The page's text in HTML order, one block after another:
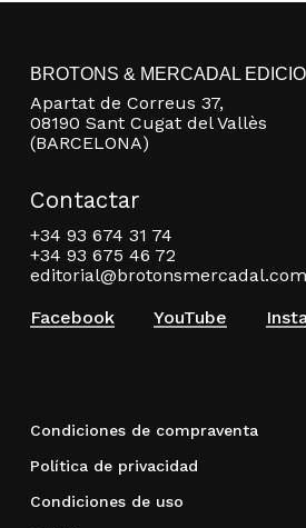
BROTONS & MERCADAL
Apartat de Correus 37,
08190 Sant Cugat del Vallès
(BARCELONA)
Contactar
+34 93 674 31 74
+34 93 675 46 72
editorial@brotonsmercadal.com
Facebook
YouTube
Condiciones de compraventa
Política de privacidad
Condiciones de uso